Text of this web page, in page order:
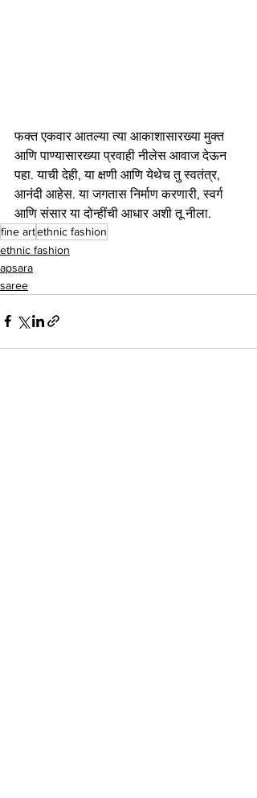
फक्त एकवार आतल्या त्या आकाशासारख्या मुक्त
आणि पाण्यासारख्या प्रवाही नीलेस आवाज देऊन
पहा. याची देही, या क्षणी आणि येथेच तु स्वतंत्र,
आनंदी आहेस. या जगतास निर्माण करणारी, स्वर्ग
आणि संसार या दोन्हींची आधार अशी तू नीला.
fine artethnic fashion
ethnic fashion
apsara
saree